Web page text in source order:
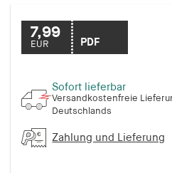
7,99
EUR PDF
Sofort lieferbar
Versandkostenfreie
Deutschlands
Zahlung und Lieferung